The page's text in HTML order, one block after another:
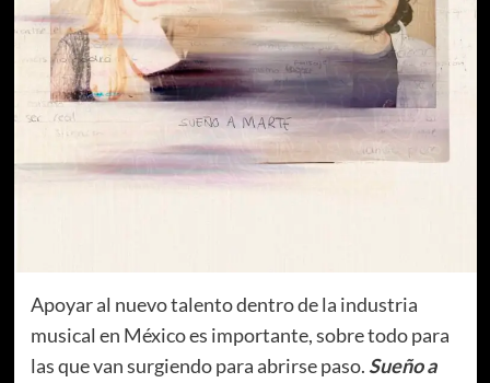
Apoyar al nuevo talento dentro de la industria
musical en México es importante, sobre todo para
las que van surgiendo para abrirse paso. Sueño a